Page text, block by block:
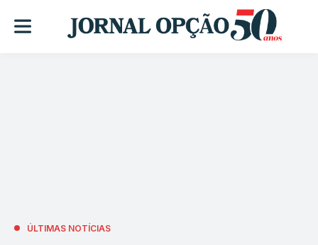
ÚLTIMAS NOTÍCIAS